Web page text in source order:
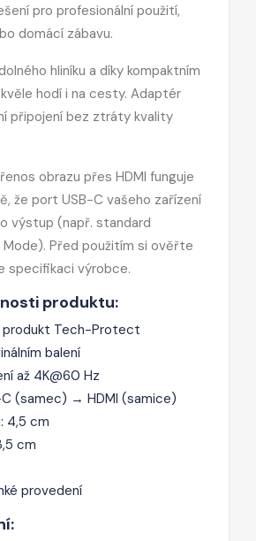
pro profesionální použití,
domácí zábavu.
hliníku a díky kompaktním
hodí i na cesty. Adaptér
připojení bez ztráty kvality
obrazu přes HDMI funguje
že port USB-C vašeho zařízení
výstup (např. standard
Před použitím si ověřte
specifikaci výrobce.
produktu:
produkt Tech-Protect
balení
až 4K@60 Hz
(samec) → HDMI (samice)
4,5 cm
cm
provedení